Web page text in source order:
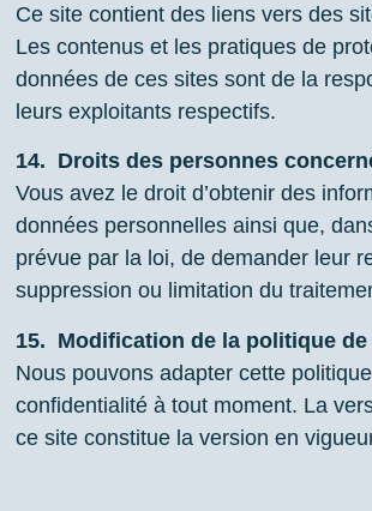
Ce site contient des liens vers des
Les contenus et les pratiques de
données de ces sites sont de la
leurs exploitants respectifs.
14. Droits des personnes
Vous avez le droit d’obtenir des
données personnelles ainsi que,
prévue par la loi, de demander leur
suppression ou limitation du
15. Modification de la politique
Nous pouvons adapter cette
confidentialité à tout moment. La
ce site constitue la version en